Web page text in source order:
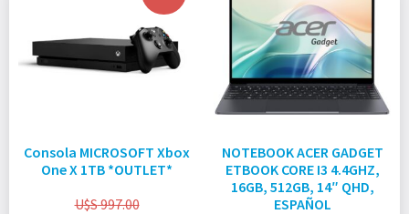
Consola MICROSOFT Xbox
One X 1TB *OUTLET*
U$S997.00
NOTEBOOK ACER GADGET
ETBOOK CORE I3 4.4GHZ,
16GB, 512GB, 14″ QHD,
ESPAÑOL